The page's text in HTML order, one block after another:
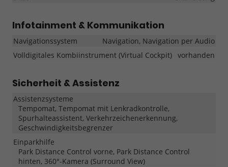
Infotainment & Kommunikation
Navigationssystem
Navigation, Navigation per Audio
Volldigitales Kombiinstrument (Virtual Cockpit) vorhanden
Sicherheit & Assistenz
Assistenzsysteme
Tempomat, Tempomat mit Lenkradkontrolle,
Spurhalteassistent, Verkehrzeichenerkennung,
Geschwindigkeitsbegrenzer
Einparkhilfe
Park Distance Control vorne, Park Distance Control
hinten, 360°-Kamera (Surround View)